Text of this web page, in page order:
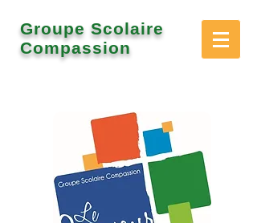
Groupe Scolaire
Compassion